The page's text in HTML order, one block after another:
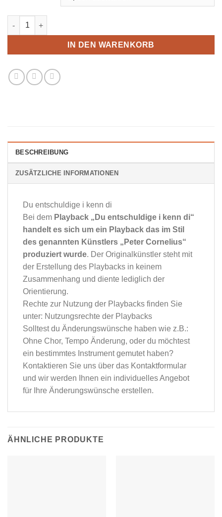
IN DEN WARENKORB
BESCHREIBUNG
ZUSÄTZLICHE INFORMATIONEN
Du entschuldige i kenn di
Bei dem Playback „Du entschuldige i kenn di“
handelt es sich um ein Playback das im Stil
des genannten Künstlers „Peter Cornelius“
produziert wurde. Der Originalkünstler steht mit
der Erstellung des Playbacks in keinem
Zusammenhang und diente lediglich der
Orientierung.
Rechte zur Nutzung der Playbacks finden Sie
unter: Nutzungsrechte der Playbacks
Solltest du Änderungswünsche haben wie z.B.:
Ohne Chor, Tempo Änderung, oder du möchtest
ein bestimmtes Instrument gemutet haben?
Kontaktieren Sie uns über das Kontaktformular
und wir werden Ihnen ein individuelles Angebot
für Ihre Änderungswünsche erstellen.
ÄHNLICHE PRODUKTE